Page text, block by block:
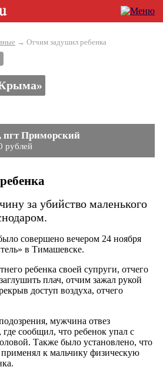
→ Отчим задушил ребенка
пгт Приморский
рублей
за убийство маленького
совершено вечером 24 ноября
в Тимашевске.
ребенка своей супруги, отчего
плач, отчим зажал рукой
доступ воздуха, отчего
мужчина отвез
сообщил, что ребенок упал с
Также было установлено, что
к мальчику физическую